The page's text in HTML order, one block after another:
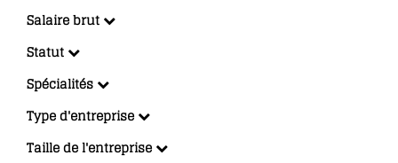
Salaire brut
Statut
Spécialités
Type d'entreprise
Taille de l'entreprise